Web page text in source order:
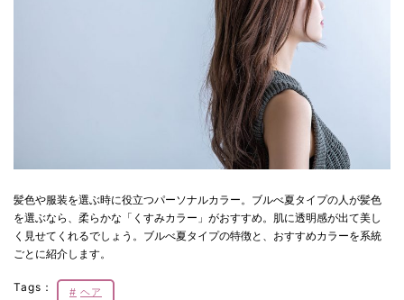
髪色や服装を選ぶ時に役立つパーソナルカラー。ブルべ夏タイプの人が髪色
を選ぶなら、柔らかな「くすみカラー」がおすすめ。肌に透明感が出て美し
く見せてくれるでしょう。ブルべ夏タイプの特徴と、おすすめカラーを系統
ごとに紹介します。
Tags： ヘア